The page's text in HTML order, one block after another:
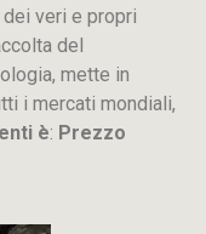
veri e propri
del
mette in
i mercati mondiali,
è: Prezzo